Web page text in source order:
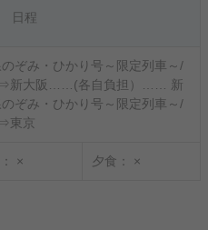
日程
み・ひかり号～限定列車～/
新大阪……(各自負担）…… 新
み・ひかり号～限定列車～/
東京
× 夕食： ×